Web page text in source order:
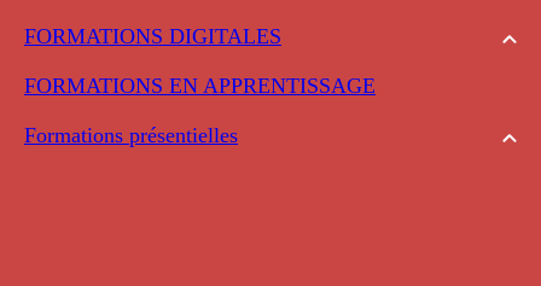
FORMATIONS DIGITALES
FORMATIONS EN APPRENTISSAGE
Formations présentielles